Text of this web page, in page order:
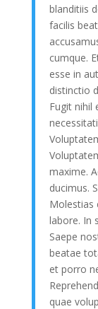
blanditiis
facilis
cumque.
esse in
distinctio
Fugit nihil
maxime.
ducimus.
Molestias
labore. In
Saepe
beatae
et porro
quae